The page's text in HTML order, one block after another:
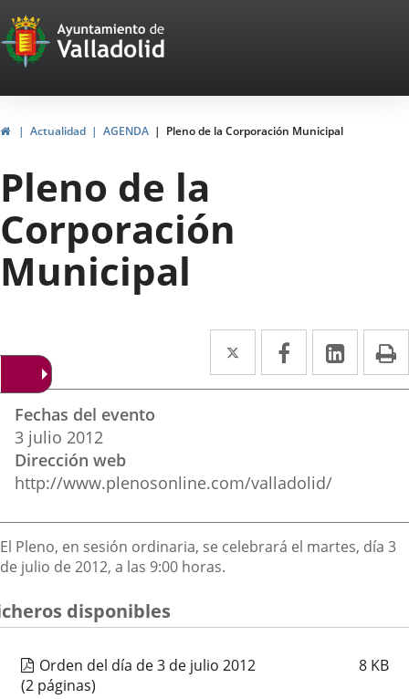
Portal
Web
del
Ayuntamiento
de
Valladolid
InicioActualidad AGENDA Pleno de la Corporación Municipal
Pleno de la
Corporación
Municipal
Twitter
Enlace
a
externa.
Facebook
Enlace
a
externa.
Enlace
a
Datos
del
evento
Fechas del evento
3 julio 2012
Dirección web
http://www.plenosonline.com/valladolid/
Descripción
El Pleno, en sesión ordinaria, se celebrará el martes, día 3
de julio de 2012, a las 9:00 horas.
disponibles
Orden del día de 3 de julio 2012 8 KB
(2 páginas)